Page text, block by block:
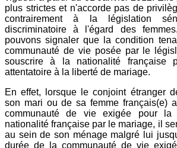
plus strictes et n'accorde pas de
contrairement à la législation
discriminatoire à l'égard des
pouvons signaler que la condition
communauté de vie posée par le
souscrire à la nationalité française
attentatoire à la liberté de mariage.
En effet, lorsque le conjoint étranger
son mari ou de sa femme français(e)
communauté de vie exigée pour la
nationalité française par le mariage, il
au sein de son ménage malgré lui
durée de la communauté de vie